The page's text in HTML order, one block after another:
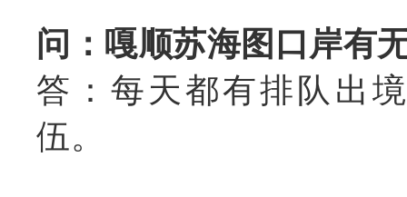
问：嘎顺苏海图口岸有
答：每天都有排队出
伍。